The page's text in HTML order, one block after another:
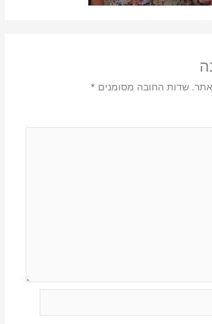
שדות החובה מסומנים *